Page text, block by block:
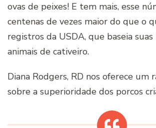
ovas de peixes! E tem mais, esse
centenas de vezes maior do que o
registros da USDA, que baseia
animais de cativeiro.
Diana Rodgers, RD nos oferece um
sobre a superioridade dos porcos